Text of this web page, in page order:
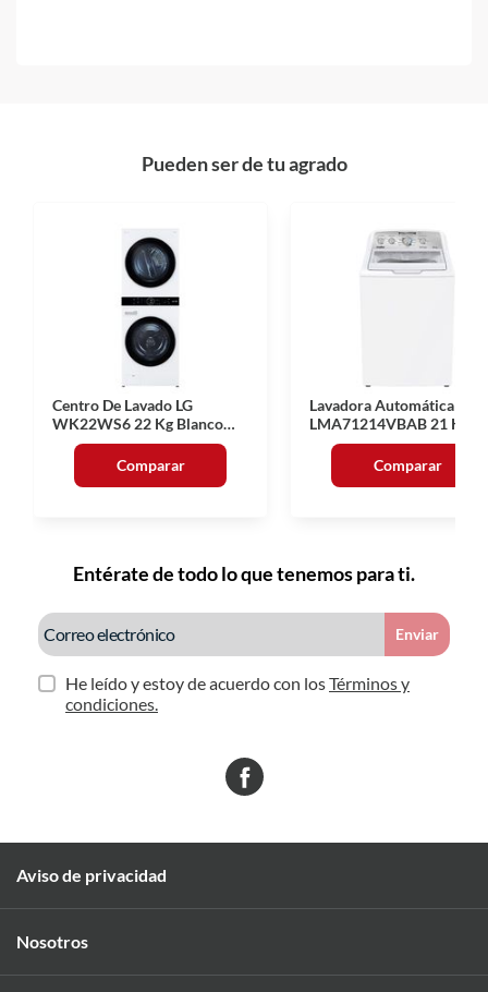
Pueden ser de tu agrado
Centro De Lavado LG
WK22WS6 22 Kg Blanco
Gas
Comparar
Lavadora Automática
LMA71214VBAB 21 Kg
Comparar
Entérate de todo lo que tenemos para ti.
Enviar
He leído y estoy de acuerdo con losTérminos y
condiciones.
Aviso de privacidad
Nosotros